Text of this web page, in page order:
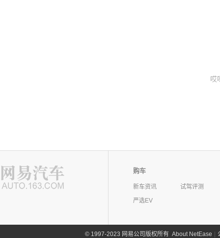
哎
购车
新车资讯
试驾评测
严选EV
©1997-2023 网易公司版权所有 About NetEase